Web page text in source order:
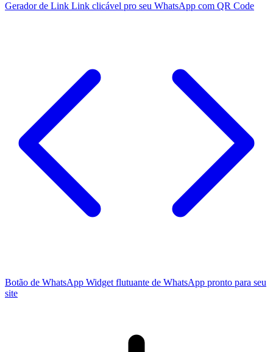
Gerador de Link Link clicável pro seu WhatsApp com QR Code
Botão de WhatsApp Widget flutuante de WhatsApp pronto para seu
site